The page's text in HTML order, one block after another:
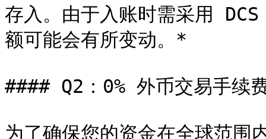
存入。由于入账时需采用
额可能会有所变动。*
#### Q2：0% 外币交易手续
为了确保您的资金在全球范围